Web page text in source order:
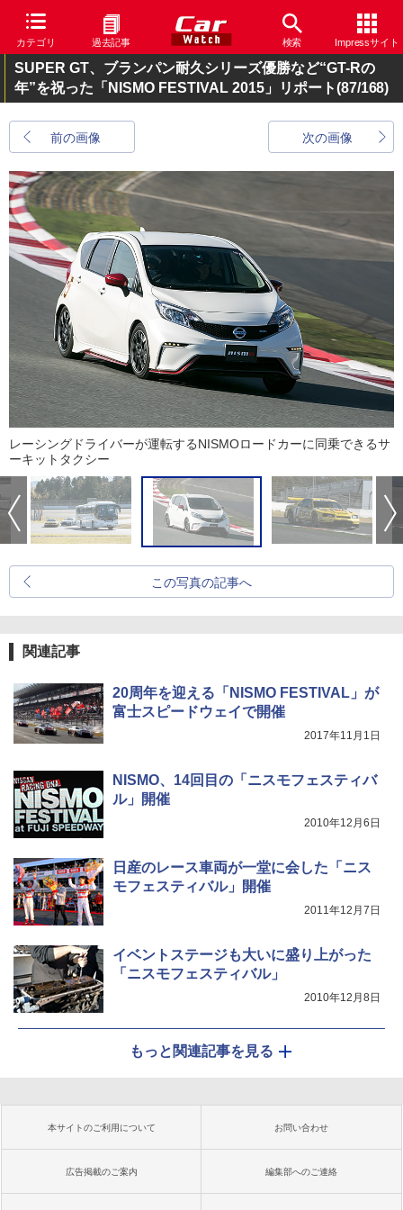
カテゴリ 過去記事 検索 Impressサイト
SUPER GT、ブランパン耐久シリーズ優勝など“GT-Rの
年”を祝った「NISMO FESTIVAL 2015」リポート(87/168)
前の画像 次の画像
レーシングドライバーが運転するNISMOロードカーに同乗できるサ
ーキットタクシー
この写真の記事へ
関連記事
20周年を迎える「NISMO FESTIVAL」が
富士スピードウェイで開催
2017年11月1日
NISMO、14回目の「ニスモフェスティバ
ル」開催
2010年12月6日
日産のレース車両が一堂に会した「ニス
モフェスティバル」開催
2011年12月7日
イベントステージも大いに盛り上がった
「ニスモフェスティバル」
2010年12月8日
もっと関連記事を見る
本サイトのご利用について お問い合わせ
広告掲載のご案内 編集部へのご連絡